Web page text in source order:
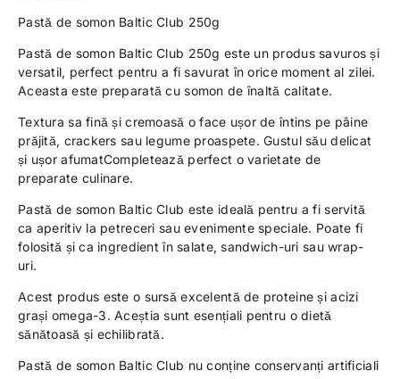
Pastă de somon Baltic Club 250g
Pastă de somon Baltic Club 250g este un produs savuros și
versatil, perfect pentru a fi savurat în orice moment al zilei.
Aceasta este preparată cu somon de înaltă calitate.
Textura sa fină și cremoasă o face ușor de întins pe pâine
prăjită, crackers sau legume proaspete. Gustul său delicat
și ușor afumatCompletează perfect o varietate de
preparate culinare.
Pastă de somon Baltic Club este ideală pentru a fi servită
ca aperitiv la petreceri sau evenimente speciale. Poate fi
folosită și ca ingredient în salate, sandwich-uri sau wrap-
uri.
Acest produs este o sursă excelentă de proteine și acizi
grași omega-3. Aceștia sunt esențiali pentru o dietă
sănătoasă și echilibrată.
Pastă de somon Baltic Club nu conține conservanți artificiali